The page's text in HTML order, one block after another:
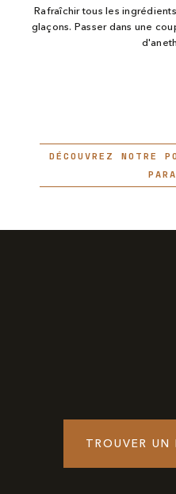
Rafraîchir tous les
glaçons. Passer dans une
DÉCOUVREZ NOTRE
TROUVER UN